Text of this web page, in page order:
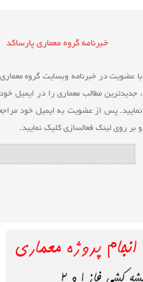
خبرنامه گروه معماری پارساکد
با عضویت در خبرنامه وبسایت گروه معماری
، جدیدترین مطالب معماری را در ایمیل
نمایید. پس از عضویت به ایمیل خود
و بر روی لینک فعالسازی کلیک نمایید.